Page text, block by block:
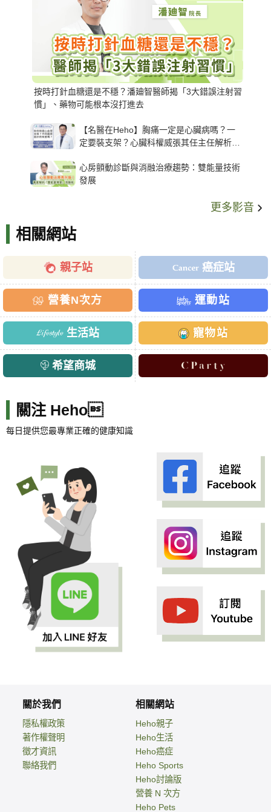
按時打針血糖還是不穩？潘廸智醫師揭「3大錯誤注射習
慣」、藥物可能根本沒打進去
【名醫在Heho】胸痛一定是心臟病嗎？一
定要裝支架？心臟科權威張其任主任解析支
心房顫動診斷與消融治療趨勢：雙能量技術
發展
更多影音
相關網站
親子站 癌症站
營養N次方 運動站
生活站 寵物站
希望商城
關注 Heho
每日提供您最專業正確的健康知識
關於我們
隱私權政策
著作權聲明
徵才資訊
聯絡我們
相關網站
Heho親子
Heho生活
Heho癌症
Heho Sports
Heho討論版
營養 N 次方
Heho Pets